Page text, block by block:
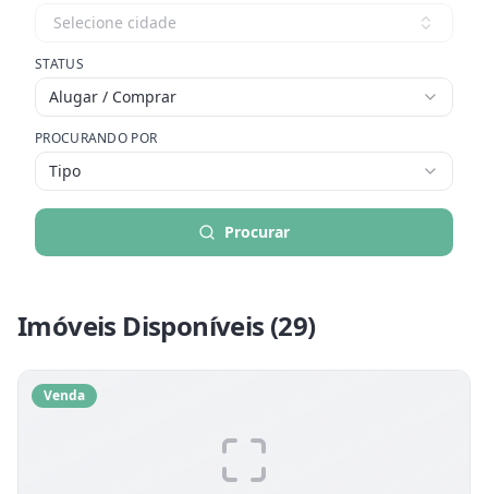
Selecione cidade
STATUS
Alugar / Comprar
PROCURANDO POR
Tipo
Procurar
Imóveis Disponíveis (29)
Venda